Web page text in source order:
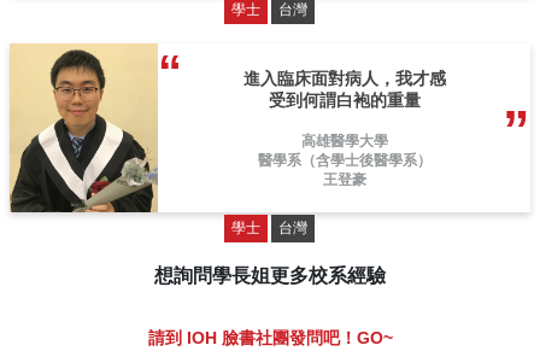
學士 台灣
進入臨床面對病人，我才感
受到何謂白袍的重量
高雄醫學大學
醫學系（含學士後醫學系）
王登豪
學士 台灣
想詢問學長姐更多校系經驗
請到 IOH 臉書社團發問吧！GO~